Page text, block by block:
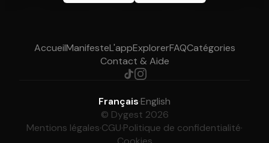
AccueilManifesteL'appExplorerFAQCatégories
Contact & Aide
Français·English
© Dygest 2026
Mentions légales·CGU·Politique de confidentialité·